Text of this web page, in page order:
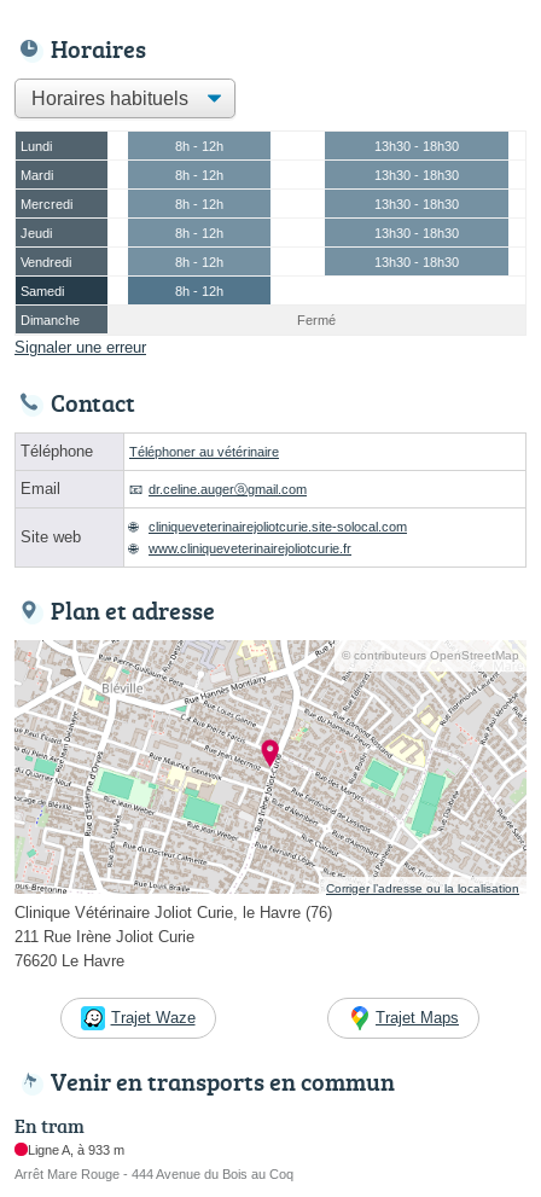
Horaires
Lundi 8h - 12h
13h30 - 18h30
Mardi
8h - 12h
13h30 - 18h30
Mercredi
8h - 12h
13h30 - 18h30
Jeudi
8h - 12h
13h30 - 18h30
Vendredi
8h - 12h
13h30 - 18h30
Samedi
8h - 12h
Dimanche
Fermé
Signaler une erreur
Contact
Téléphone Téléphoner au vétérinaire
Email dr.celine.augerⓐgmail.com
Site web
cliniqueveterinairejoliotcurie.site-solocal.com
www.cliniqueveterinairejoliotcurie.fr
Plan et adresse
© contributeurs OpenStreetMap
Corriger l’adresse ou la localisation
Clinique Vétérinaire Joliot Curie, le Havre (76)
211 Rue Irène Joliot Curie
76620 Le Havre
Trajet Waze Trajet Maps
Venir en transports en commun
En tram
Ligne A, à 933 m
Arrêt Mare Rouge - 444 Avenue du Bois au Coq